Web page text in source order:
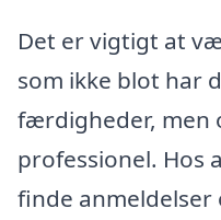
Det er vigtigt at
som ikke blot har
færdigheder, men
professionel. Hos
finde